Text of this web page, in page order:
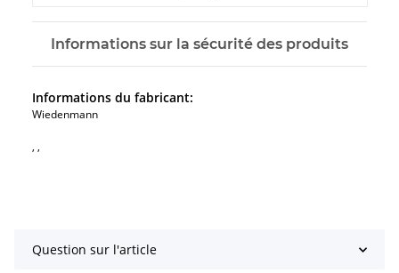
Informations sur la sécurité des produits
Informations du fabricant:
Wiedenmann
, ,
Question sur l'article